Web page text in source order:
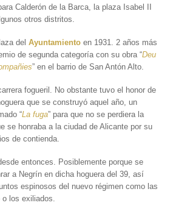
Calderón de la Barca, la plaza Isabel II
otros distritos.
del Ayuntamiento en 1931. 2 años más
de segunda categoría con su obra “Deu
” en el barrio de San Antón Alto.
fogueril. No obstante tuvo el honor de
que se construyó aquel año, un
“La fuga” para que no se perdiera la
se honraba a la ciudad de Alicante por su
de contienda.
entonces. Posiblemente porque se
a Negrín en dicha hoguera del 39, así
espinosos del nuevo régimen como las
los exiliados.